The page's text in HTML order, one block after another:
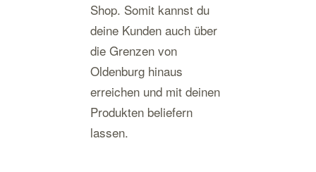
Shop. Somit kannst du
deine Kunden auch über
die Grenzen von
Oldenburg hinaus
erreichen und mit deinen
Produkten beliefern
lassen.